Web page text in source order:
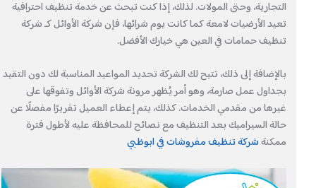
التجارية، وحتى المولات. لذلك، إذا كنت تبحث عن خدمة تنظيف احترافية
تعيد الأرضيات لامعة كما كانت يوم شرائها، فإن شركة الأوائل كـ شركة
تنظيف حمامات في العين هي خيارك الأفضل.
بالإضافة إلى ذلك، تتيح لك الشركة تحديد المواعيد المناسبة لك دون التقيد
بجداول عمل صارمة، وهو أمر يُظهر مرونة شركة الأوائل وتفوقها على
غيرها من مقدمي الخدمات. كذلك، يتم إعطاء العميل تقريرًا مفصلًا عن
حالة السيراميك بعد التنظيف مع نصائح للمحافظة عليه لأطول فترة
ممكنةشركة تنظيف مفروشات في ابوظبي